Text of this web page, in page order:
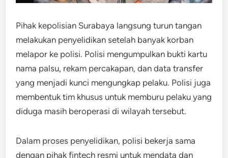
Pihak kepolisian Surabaya langsung turun tangan
melakukan penyelidikan setelah banyak korban
melapor ke polisi. Polisi mengumpulkan bukti kartu
nama palsu, rekam percakapan, dan data transfer
yang menjadi kunci mengungkap pelaku. Polisi juga
membentuk tim khusus untuk memburu pelaku yang
diduga masih beroperasi di wilayah tersebut.
Dalam proses penyelidikan, polisi bekerja sama
dengan pihak fintech resmi untuk mendata dan